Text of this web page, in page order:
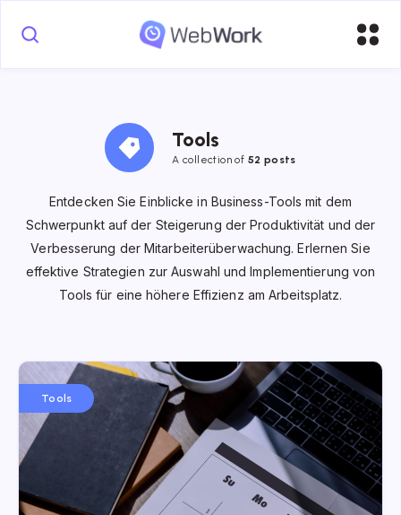
Tools
A collection of 52 posts
Entdecken Sie Einblicke in Business-Tools mit dem
Schwerpunkt auf der Steigerung der Produktivität und der
Verbesserung der Mitarbeiterüberwachung. Erlernen Sie
effektive Strategien zur Auswahl und Implementierung von
Tools für eine höhere Effizienz am Arbeitsplatz.
Tools